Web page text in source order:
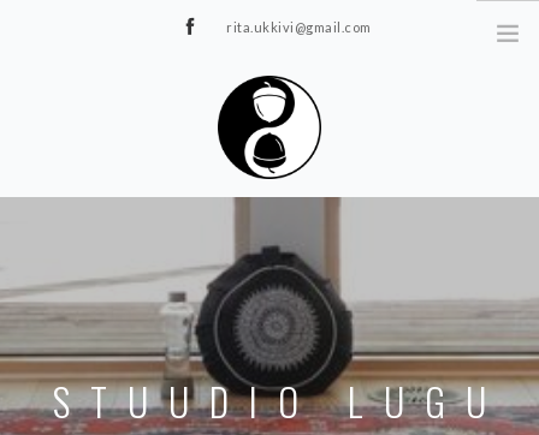
rita.ukkivi@gmail.com
TUNNIPLAAN
JOOGA/PILATES
TERAAPIA
ÜRITUSED
TIIMIDELE
STUUDIO LUGU